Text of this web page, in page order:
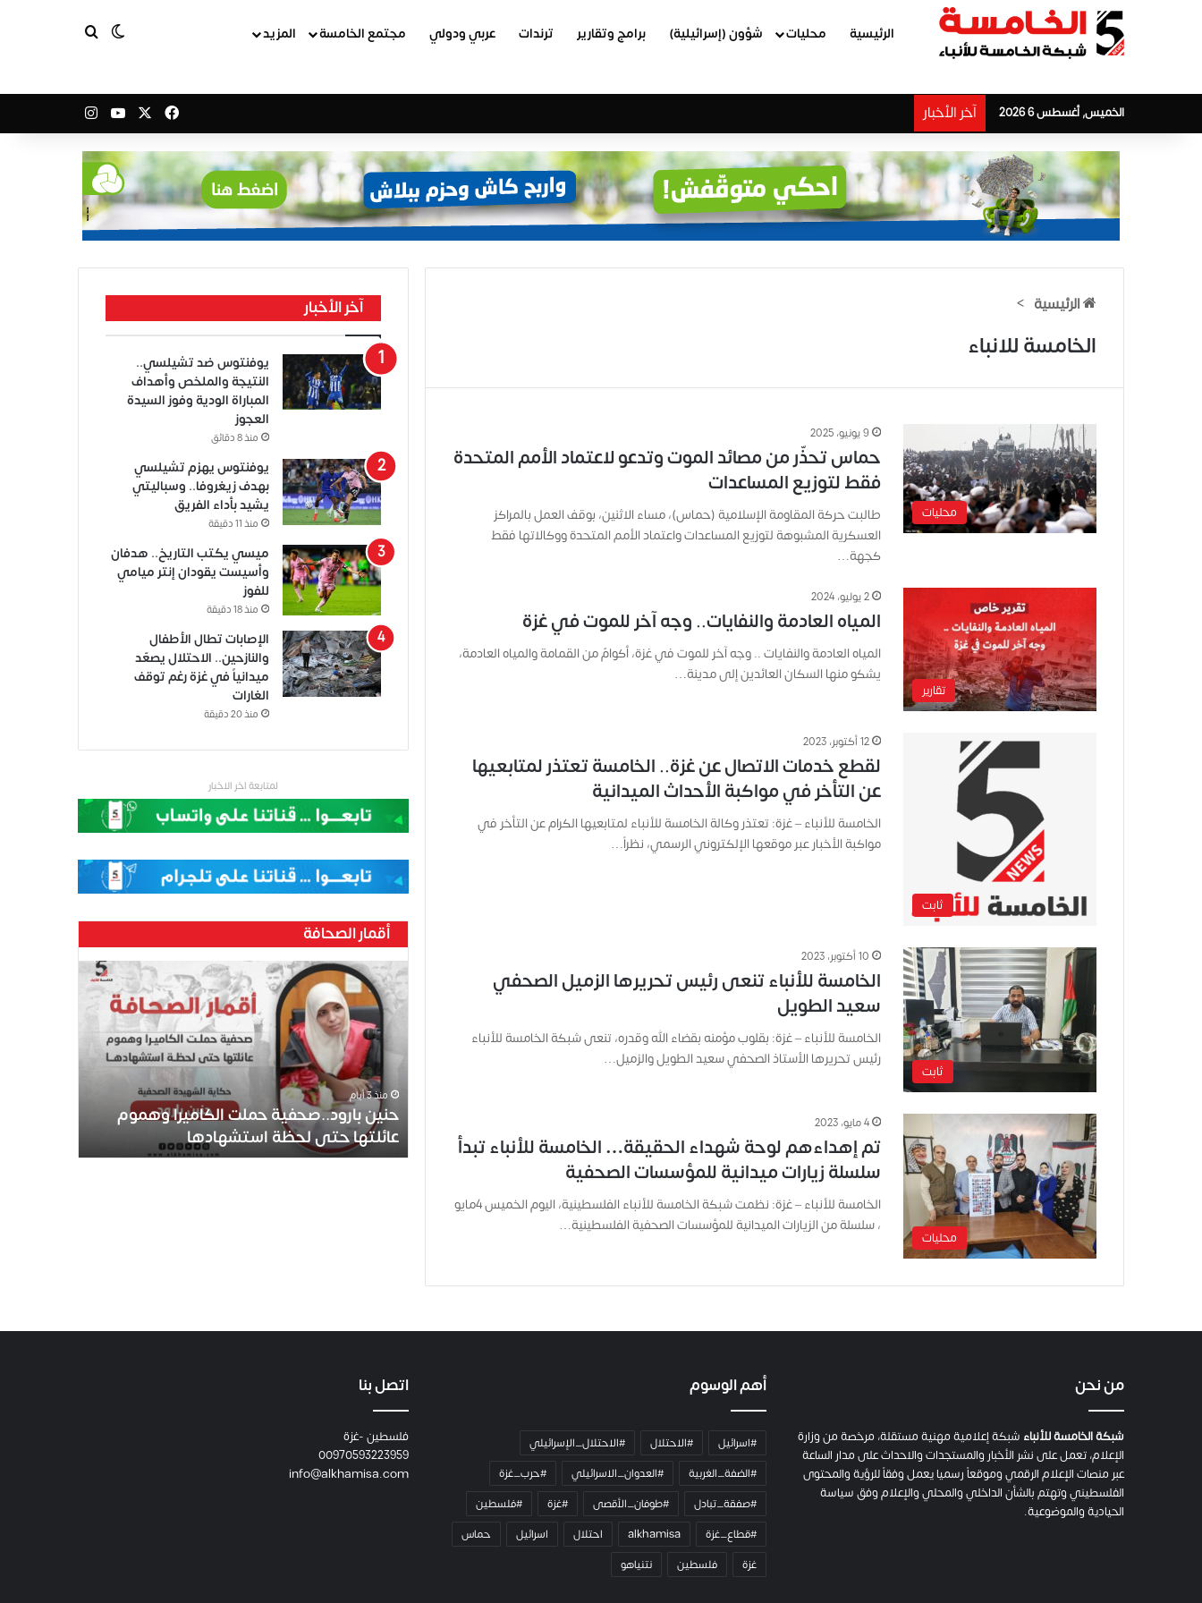
الرئيسية محليات شؤون (إسرائيلية) برامج وتقارير ترندات عربي ودولي مجتمع الخامسة المزيد الوضع المظلم
الخميس, أغسطس 6 2026 آخر الأخبار فيسبوك ‫YouTube
الرئيسية >
الخامسة للانباء
محليات
9 يونيو، 2025
حماس تحذّر من مصائد الموت وتدعو لاعتماد الأمم المتحدة
فقط لتوزيع المساعدات
طالبت حركة المقاومة الإسلامية (حماس)، مساء الاثنين، بوقف العمل بالمراكز
العسكرية المشبوهة لتوزيع المساعدات واعتماد الأمم المتحدة ووكالاتها فقط
كجهة…
تقارير
2 يوليو، 2024
المياه العادمة والنفايات.. وجه آخر للموت في غزة
المياه العادمة والنفايات .. وجه آخر للموت في غزة، أكوامٌ من القمامة والمياه العادمة،
يشكو منها السكان العائدين إلى مدينة…
ثابت
12 أكتوبر، 2023
لقطع خدمات الاتصال عن غزة.. الخامسة تعتذر لمتابعيها
عن التأخر في مواكبة الأحداث الميدانية
الخامسة للأنباء – غزة: تعتذر وكالة الخامسة للأنباء لمتابعيها الكرام عن التأخر في
مواكبة الأخبار عبر موقعها الإلكتروني الرسمي، نظراً…
ثابت
10 أكتوبر، 2023
الخامسة للأنباء تنعى رئيس تحريرها الزميل الصحفي
سعيد الطويل
الخامسة للأنباء – غزة: بقلوب مؤمنه بقضاء الله وقدره، تنعى شبكة الخامسة للأنباء
رئيس تحريرها الأستاذ الصحفي سعيد الطويل والزميل…
محليات
4 مايو، 2023
تم إهداءهم لوحة شهداء الحقيقة… الخامسة للأنباء تبدأ
سلسلة زيارات ميدانية للمؤسسات الصحفية
الخامسة للأنباء – غزة: نظمت شبكة الخامسة للأنباء الفلسطينية، اليوم الخميس 4مايو
، سلسلة من الزيارات الميدانية للمؤسسات الصحفية الفلسطينية…
آخر الأخبار
يوفنتوس ضد تشيلسي..
النتيجة والملخص وأهداف
المباراة الودية وفوز السيدة
العجوز
منذ 8 دقائق
يوفنتوس يهزم تشيلسي
بهدف زيغروفا.. وسباليتي
يشيد بأداء الفريق
منذ 11 دقيقة
ميسي يكتب التاريخ.. هدفان
وأسيست يقودان إنتر ميامي
للفوز
منذ 18 دقيقة
الإصابات تطال الأطفال
والنازحين.. الاحتلال يصعّد
ميدانياً في غزة رغم توقف
الغارات
منذ 20 دقيقة
لمتابعة اخر الاخبار
أقمار الصحافة
ح
ن
.
ت
ك
ي
ر
ا
منذ 3 أيام
حنين بارود..صحفية حملت الكاميرا وهموم
عائلتها حتى لحظة استشهادها
من نحن
شبكة الخامسة للأنباء شبكة إعلامية مهنية مستقلة، مرخصة من وزارة
الإعلام، تعمل على نشر الأخبار والمستجدات والاحداث على مدار الساعة
عبر منصات الإعلام الرقمي وموقعاً رسميا يعمل وفقاً للرؤية والمحتوى
الفلسطيني وتهتم بالشأن الداخلي والمحلي والإعلام وفق سياسة
الحيادية والموضوعية.
أهم الوسوم
#اسرائيل #الاحتلال
#الاحتلال_الإسرائيلي
#الضفة_الغربية
#العدوان_الاسرائيلي
#حرب_غزة
#صفقة_تبادل
#طوفان_الأقصى #غزة
#فلسطين
#قطاع_غزة
alkhamisa احتلال اسرائيل
حماس
غزة
فلسطين نتنياهو
اتصل بنا
فلسطين -غزة
00970593223959
info@alkhamisa.com